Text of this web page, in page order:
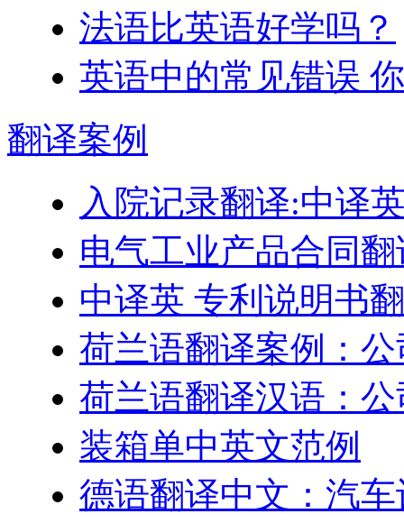
法语比英语好学吗？
英语中的常见错误
翻译案例
入院记录翻译:中译
电气工业产品合同
中译英 专利说明书
荷兰语翻译案例：
荷兰语翻译汉语：
装箱单中英文范例
德语翻译中文：汽